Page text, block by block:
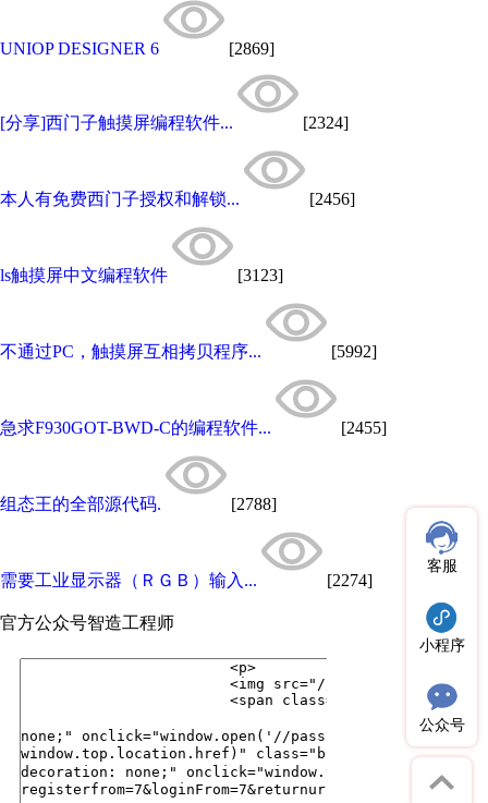
UNIOP DESIGNER 6 [2869]
[分享]西门子触摸屏编程软件... [2324]
本人有免费西门子授权和解锁... [2456]
ls触摸屏中文编程软件 [3123]
不通过PC，触摸屏互相拷贝程序... [5992]
急求F930GOT-BWD-C的编程软件... [2455]
组态王的全部源代码. [2788]
需要工业显示器（ＲＧＢ）输入... [2274]
官方公众号智造工程师
客服
小程序
公众号